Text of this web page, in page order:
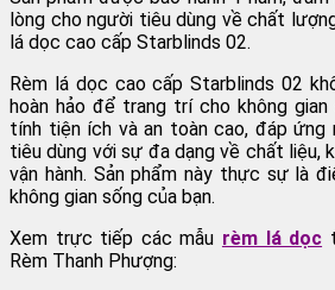
lòng cho người tiêu dùng về chất
lá dọc cao cấp Starblinds 02.
Rèm lá dọc cao cấp Starblinds 02
hoàn hảo để trang trí cho không
tính tiện ích và an toàn cao, đáp ứng
tiêu dùng với sự đa dạng về chất liệu,
vận hành. Sản phẩm này thực sự là
không gian sống của bạn.
Xem trực tiếp các mẫu rèm lá dọc
Rèm Thanh Phượng: